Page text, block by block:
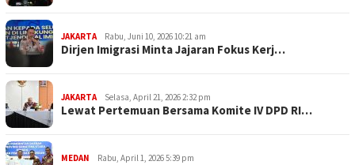
JAKARTA Rabu, Juni 10, 2026 10:21 am
Dirjen Imigrasi Minta Jajaran Fokus Kerj…
JAKARTA Selasa, April 21, 2026 2:32 pm
Lewat Pertemuan Bersama Komite IV DPD RI…
MEDAN Rabu, April 1, 2026 5:39 pm